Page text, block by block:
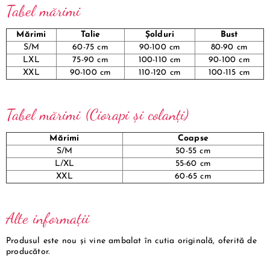
Tabel mărimi
Mărimi Talie Șolduri
Bust
S/M
60-75 cm 90-100 cm
80-90 cm
LXL
75-90 cm 100-110 cm
90-100 cm
XXL
90-100 cm 110-120 cm 100-115 cm
Tabel mărimi (Ciorapi și colanți)
Mărimi
Coapse
S/M
50-55 cm
L/XL
55-60 cm
XXL
60-65 cm
Alte informații
Produsul este nou și vine ambalat în cutia originală, oferită de
producător.